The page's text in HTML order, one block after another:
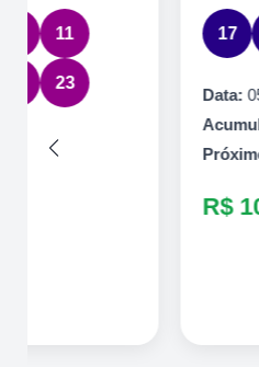
17 54
Data:
Próximo concurso:
7085
R$ 10.500.000